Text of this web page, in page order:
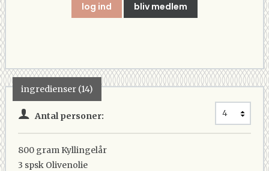
log ind bliv medlem
ingredienser (14)
Antal personer:
800 gram Kyllingelår
3 spsk Olivenolie